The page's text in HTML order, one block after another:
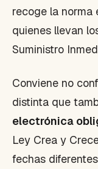
recoge la norma
quienes llevan
Suministro
Conviene no
distinta que
electrónica
Ley Crea y
fechas